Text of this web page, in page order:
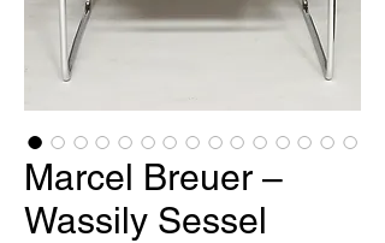
Marcel Breuer –
Wassily Sessel